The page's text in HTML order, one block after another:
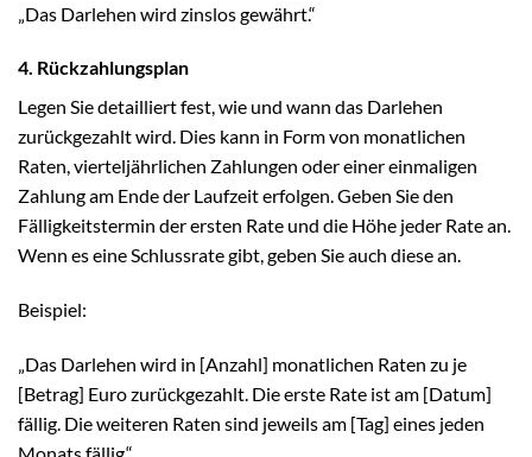
„Das Darlehen wird zinslos gewährt.“
4. Rückzahlungsplan
Legen Sie detailliert fest, wie und wann das Darlehen
zurückgezahlt wird. Dies kann in Form von monatlichen
Raten, vierteljährlichen Zahlungen oder einer einmaligen
Zahlung am Ende der Laufzeit erfolgen. Geben Sie den
Fälligkeitstermin der ersten Rate und die Höhe jeder Rate an.
Wenn es eine Schlussrate gibt, geben Sie auch diese an.
Beispiel:
„Das Darlehen wird in [Anzahl] monatlichen Raten zu je
[Betrag] Euro zurückgezahlt. Die erste Rate ist am [Datum]
fällig. Die weiteren Raten sind jeweils am [Tag] eines jeden